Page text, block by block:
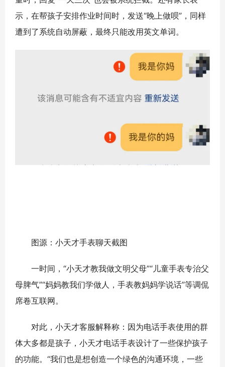
示，在帮孩子安排作业时间时，发送“晚上做呗”，同样
遭到了系统自动屏蔽，最终只能改用英文单词。
图源：小天才手表聊天截图
一时间，“小天才教我做文明父母”“儿童手表专治父
母脾气”“妈妈教我们学做人，手表教妈妈学说话”等调侃
席卷互联网。
对此，小天才客服解释称：因为电话手表使用的群
体大多都是孩子，小天才电话手表设计了一些保护孩子
的功能。“我们也是想创造一个绿色的沟通环境，一些